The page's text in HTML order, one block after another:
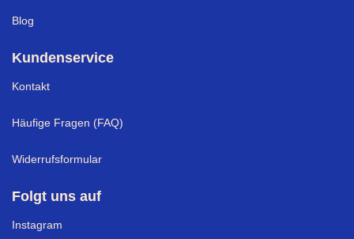
Blog
Kundenservice
Kontakt
Häufige Fragen (FAQ)
Widerrufsformular
Folgt uns auf
Instagram